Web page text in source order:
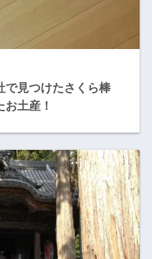
で見つけたさくら棒
土産！